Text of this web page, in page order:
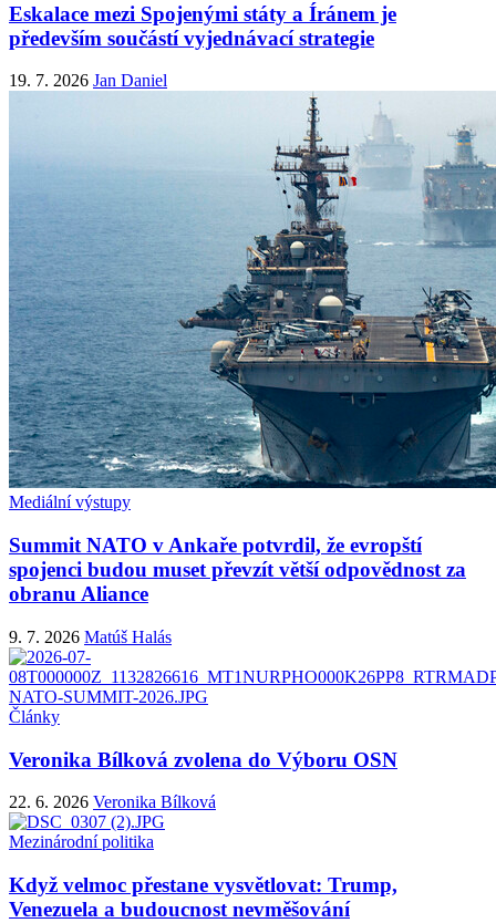
Eskalace mezi Spojenými státy a Íránem je
především součástí vyjednávací strategie
19. 7. 2026 Jan Daniel
Mediální výstupy
Summit NATO v Ankaře potvrdil, že evropští
spojenci budou muset převzít větší odpovědnost za
obranu Aliance
9. 7. 2026 Matúš Halás
Články
Veronika Bílková zvolena do Výboru OSN
22. 6. 2026 Veronika Bílková
Mezinárodní politika
Když velmoc přestane vysvětlovat: Trump,
Venezuela a budoucnost nevměšování